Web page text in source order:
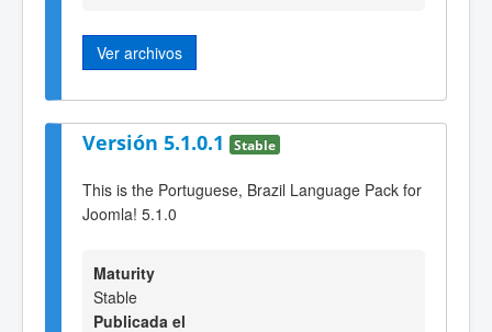
Ver archivos
Versión 5.1.0.1 Stable
This is the Portuguese, Brazil Language Pack for
Joomla! 5.1.0
Maturity
Stable
Publicada el